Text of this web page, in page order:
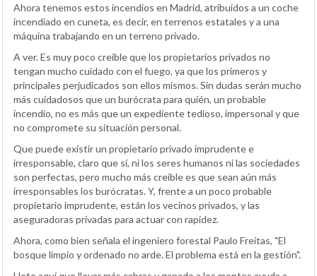
Ahora tenemos estos incendios en Madrid, atribuidos a un coche
incendiado en cuneta, es decir, en terrenos estatales y a una
máquina trabajando en un terreno privado.
A ver. Es muy poco creíble que los propietarios privados no
tengan mucho cuidado con el fuego, ya que los primeros y
principales perjudicados son ellos mismos. Sin dudas serán mucho
más cuidadosos que un burócrata para quién, un probable
incendio, no es más que un expediente tedioso, impersonal y que
no compromete su situación personal.
Que puede existir un propietario privado imprudente e
irresponsable, claro que sí, ni los seres humanos ni las sociedades
son perfectas, pero mucho más creíble es que sean aún más
irresponsables los burócratas. Y, frente a un poco probable
propietario imprudente, están los vecinos privados, y las
aseguradoras privadas para actuar con rapidez.
Ahora, como bien señala el ingeniero forestal Paulo Freitas, "El
bosque limpio y ordenado no arde. El problema está en la gestión".